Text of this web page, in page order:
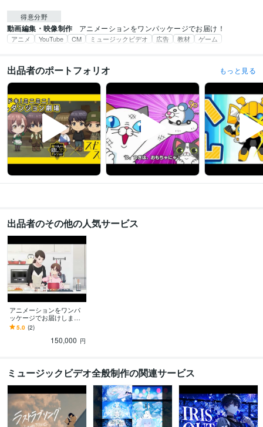
得意分野
動画編集・映像制作 アニメーションをワンパッケージでお届け！
アニメ YouTube CM ミュージックビデオ 広告 教材 ゲーム
出品者のポートフォリオ もっと見る
出品者のその他の人気サービス
アニメーションをワンパ
ッケージでお届けします
ゼロベースからアニメー
ションに必要な全て作業
を請け負います！
5.0 (2)
150,000 円
ミュージックビデオ全般制作の関連サービス